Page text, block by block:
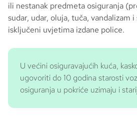
ili nestanak predmeta osiguranja
sudar, udar, oluja, tuča, vandalizam
isključeni uvjetima izdane police.
U većini osiguravajućih kuća,
ugovoriti do 10 godina starosti
osiguranja u pokriće uzimaju i